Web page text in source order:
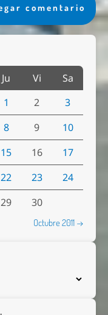
comentario
Ju Vi
Sa
1
2
3
8 9
10
15 16
17
22 23
24
29 30
Octubre 2011 →